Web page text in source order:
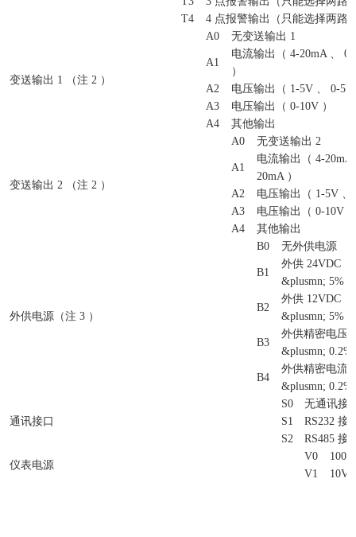
T4
4 点报警输出（只能选择两路
变送输出 1 （注 2 ）
A0 无变送输出 1
A1
电流输出（ 4-20mA 、
）
A2
电压输出（ 1-5V 、 0-5V
A3
电压输出（ 0-10V ）
A4
其他输出
变送输出 2 （注 2 ）
A0 无变送输出 2
A1
电流输出（ 4-20mA
20mA ）
A2
电压输出（ 1-5V 、
A3
电压输出（ 0-10V
A4
其他输出
外供电源（注 3 ）
B0 无外供电源
B1
外供 24VDC
&plusmn; 5%
B2
外供 12VDC
&plusmn; 5%
B3
外供精密电压
&plusmn;
B4
外供精密电流
&plusmn;
通讯接口
S0
无通讯接
S1
RS232 接
S2
RS485 接
仪表电源
V0
V1
10V